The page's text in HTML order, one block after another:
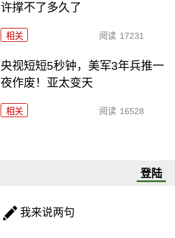
许撑不了多久了
相关 阅读 17231
央视短短5秒钟，美军3年兵推一
夜作废！亚太变天
相关 阅读 16528
登陆
我来说两句